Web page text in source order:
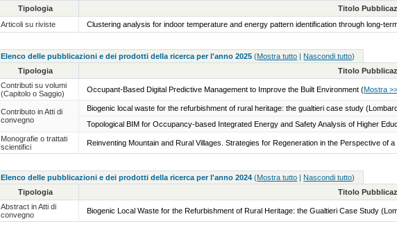
Tipologia
Titolo
Articoli su riviste
Clustering analysis for indoor temperature and energy pattern identification through long-
Elenco delle pubblicazioni e dei prodotti della ricerca per l'anno 2025(Mostra tutto | Nascondi tutto)
Tipologia
Titolo
Contributi su volumi
(Capitolo o Saggio)
Occupant-Based Digital Predictive Management to Improve the Built Environment(Mostra
Contributo in Atti di
convegno
Biogenic local waste for the refurbishment of rural heritage: the gualtieri case study
Topological BIM for Occupancy-based Integrated Energy and Safety Analysis of Higher
Monografie o trattati
scientifici
Reinventing Mountain and Rural Villages. Strategies for Regeneration in the Perspective of
Elenco delle pubblicazioni e dei prodotti della ricerca per l'anno 2024(Mostra tutto | Nascondi tutto)
Tipologia
Titolo
Abstract in Atti di
convegno
Biogenic Local Waste for the Refurbishment of Rural Heritage: the Gualtieri Case Study